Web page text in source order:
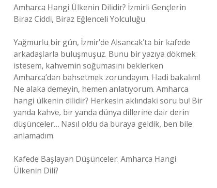
Amharca Hangi Ülkenin Dilidir? İzmirli Gençlerin
Biraz Ciddi, Biraz Eğlenceli Yolculuğu
Yağmurlu bir gün, İzmir’de Alsancak’ta bir kafede
arkadaşlarla buluşmuşuz. Bunu bir yazıya dökmek
istesem, kahvemin soğumasını beklerken
Amharca’dan bahsetmek zorundayım. Hadi bakalım!
Ne alaka demeyin, hemen anlatıyorum. Amharca
hangi ülkenin dilidir? Herkesin aklındaki soru bu! Bir
yanda kahve, bir yanda dünya dillerine dair derin
düşünceler… Nasıl oldu da buraya geldik, ben bile
anlamadım.
Kafede Başlayan Düşünceler: Amharca Hangi
Ülkenin Dili?